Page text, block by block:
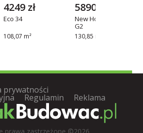
Eco 34
108,07 m²
4249 zł
New House 719 w1
G2
130,85 m²
5890 zł
prywatności
Regulamin Reklama